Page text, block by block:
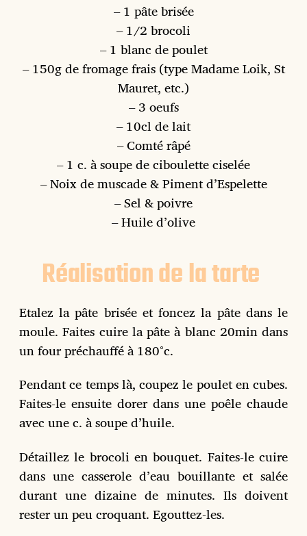
– 1 pâte brisée
– 1/2 brocoli
– 1 blanc de poulet
– 150g de fromage frais (type Madame Loik, St
Mauret, etc.)
– 3 oeufs
– 10cl de lait
– Comté râpé
– 1 c. à soupe de ciboulette ciselée
– Noix de muscade & Piment d’Espelette
– Sel & poivre
– Huile d’olive
Réalisation de la tarte
Etalez la pâte brisée et foncez la pâte dans le
moule. Faites cuire la pâte à blanc 20min dans
un four préchauffé à 180°c.
Pendant ce temps là, coupez le poulet en cubes.
Faites-le ensuite dorer dans une poêle chaude
avec une c. à soupe d’huile.
Détaillez le brocoli en bouquet. Faites-le cuire
dans une casserole d’eau bouillante et salée
durant une dizaine de minutes. Ils doivent
rester un peu croquant. Egouttez-les.